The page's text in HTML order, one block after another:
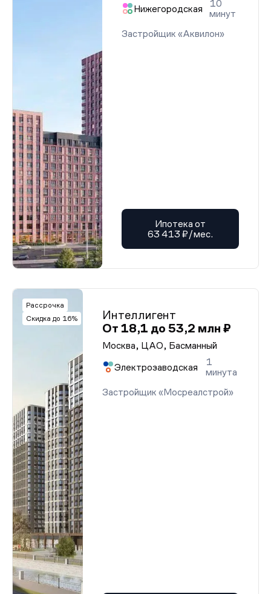
Нижегородская
10
минут
Застройщик «Аквилон»
Ипотека от
63 413 ₽/мес.
Рассрочка
Скидка до 16%
Интеллигент
От 18,1 до 53,2 млн ₽
Москва, ЦАО, Басманный
Электрозаводская
1
минута
Застройщик «Мосреалстрой»